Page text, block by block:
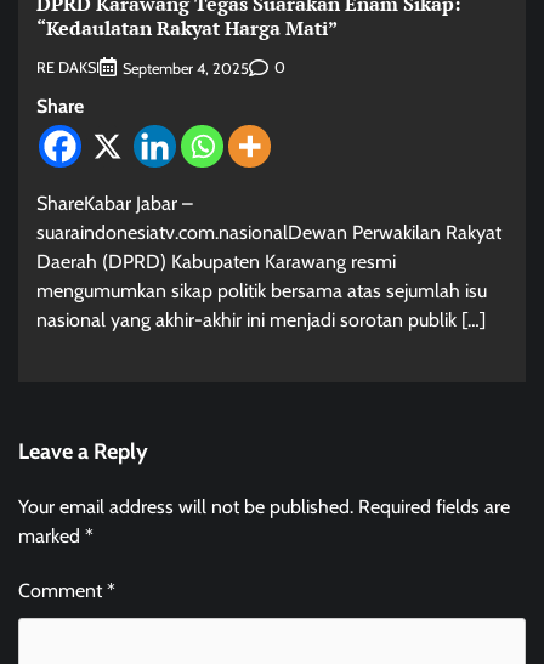
“Kedaulatan Rakyat Harga Mati”
RE DAKSI September 4, 2025 0
Share
ShareKabar Jabar –
suaraindonesiatv.com.nasionalDewan Perwakilan Rakyat
Daerah (DPRD) Kabupaten Karawang resmi
mengumumkan sikap politik bersama atas sejumlah isu
nasional yang akhir-akhir ini menjadi sorotan publik […]
Leave a Reply
Your email address will not be published. Required fields are
marked *
Comment*